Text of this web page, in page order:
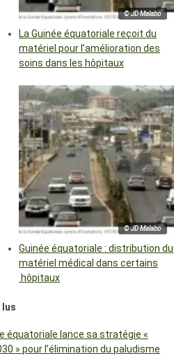
© JD Malabo
La Guinée équatoriale reçoit du
matériel pour l’amélioration des
soins dans les hôpitaux
© JD Malabo
Guinée équatoriale : distribution du
matériel médical dans certains
hôpitaux
lus
équatoriale lance sa stratégie «
» pour l’élimination du paludisme